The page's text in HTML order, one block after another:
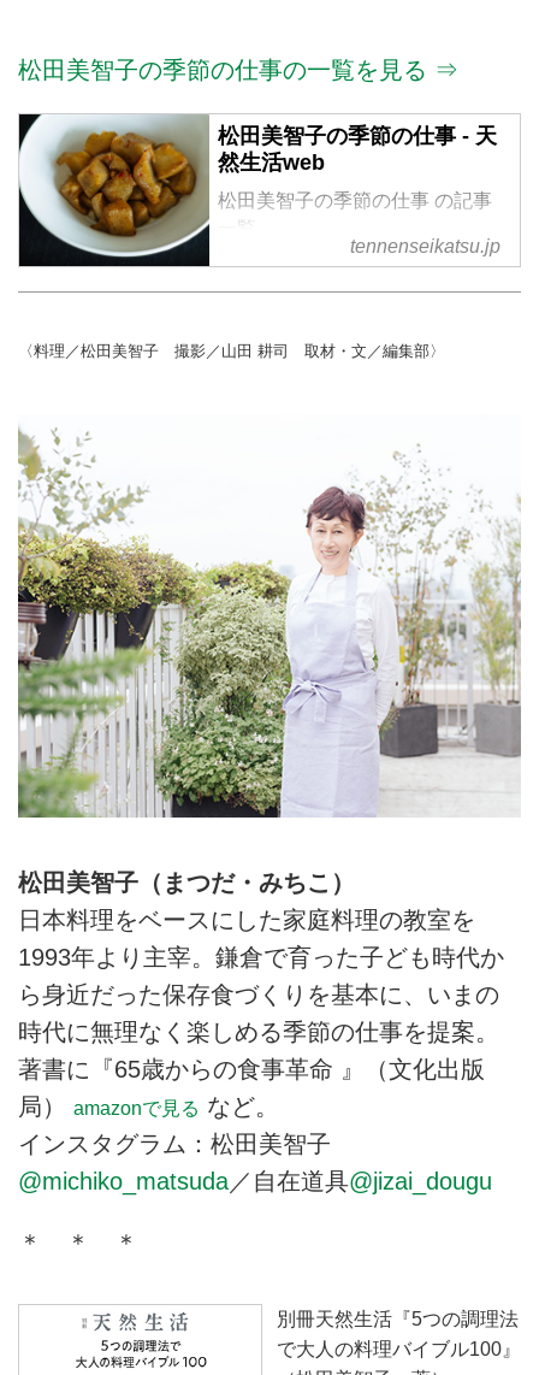
松田美智子の季節の仕事の一覧を見る ⇒
松田美智子の季節の仕事 - 天
然生活web
松田美智子の季節の仕事 の記事
一覧
tennenseikatsu.jp
〈料理／松田美智子 撮影／山田 耕司 取材・文／編集部〉
松田美智子（まつだ・みちこ）
日本料理をベースにした家庭料理の教室を
1993年より主宰。鎌倉で育った子ども時代か
ら身近だった保存食づくりを基本に、いまの
時代に無理なく楽しめる季節の仕事を提案。
著書に『65歳からの食事革命 』（文化出版
局）
amazonで見る など。
インスタグラム：松田美智子
@michiko_matsuda／自在道具@jizai_dougu
＊ ＊ ＊
別冊天然生活『5つの調理法
で大人の料理バイブル100』